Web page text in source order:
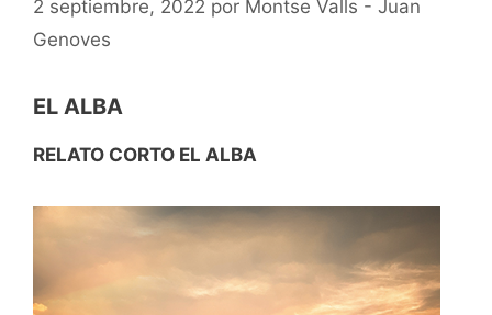
2 septiembre, 2022 por Montse Valls - Juan
Genoves
EL ALBA
RELATO CORTO EL ALBA